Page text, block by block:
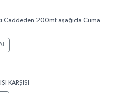
Caddeden 200mt aşağıda Cuma
KARŞISI